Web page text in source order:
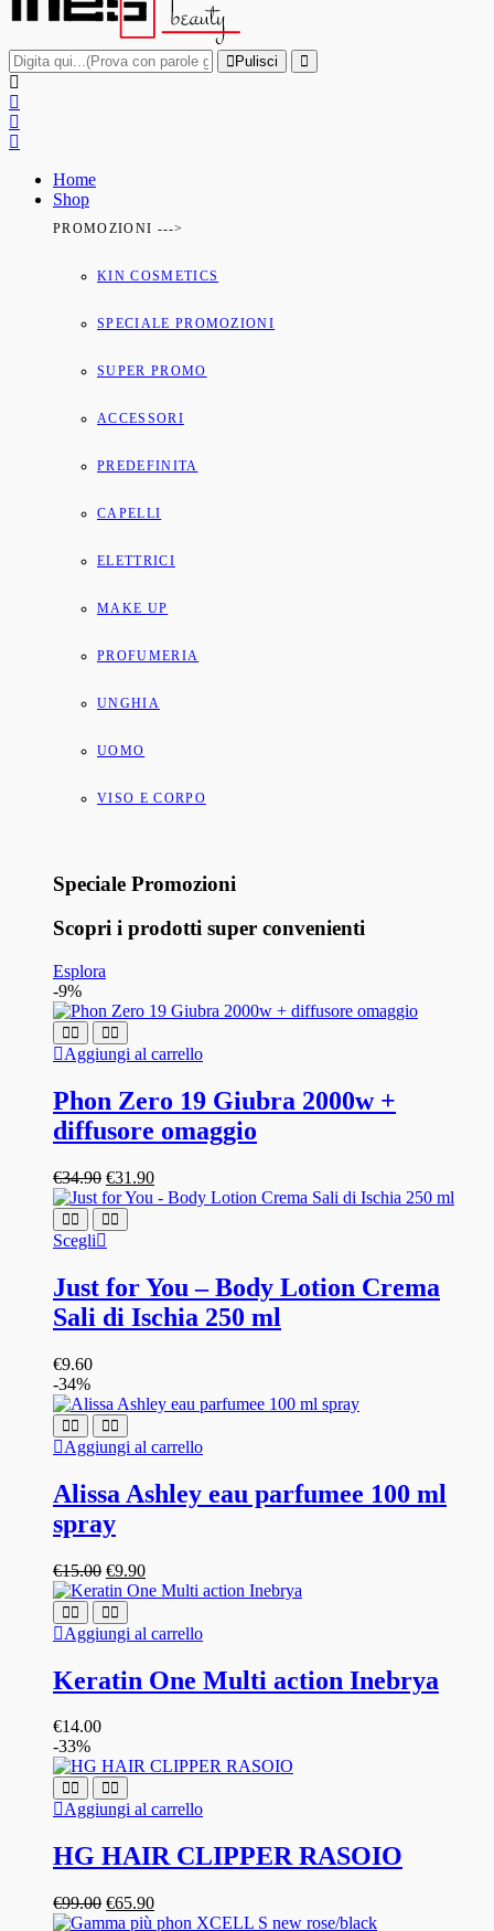
Pulisci
Home
Shop
PROMOZIONI --->
KIN COSMETICS
SPECIALE PROMOZIONI
SUPER PROMO
ACCESSORI
PREDEFINITA
CAPELLI
ELETTRICI
MAKE UP
PROFUMERIA
UNGHIA
UOMO
VISO E CORPO
Speciale Promozioni
Scopri i prodotti super convenienti
Esplora
-9%
Aggiungi al carrello
Phon Zero 19 Giubra 2000w +
diffusore omaggio
€34.90 Il
prezzo
originale
era:
€31.90Il
prezzo
Scegli
ha
più
varianti.
essere
scelte
nella
pagina
prodotto
Just for You – Body Lotion Crema
Sali di Ischia 250 ml
€9.60
-34%
Aggiungi al carrello
Alissa Ashley eau parfumee 100 ml
spray
€15.00 Il
prezzo
originale
era:
€15.00.
€9.90Il
prezzo
è:
Aggiungi al carrello
Keratin One Multi action Inebrya
€14.00
-33%
Aggiungi al carrello
HG HAIR CLIPPER RASOIO
€99.00 Il
prezzo
€65.90Il
prezzo